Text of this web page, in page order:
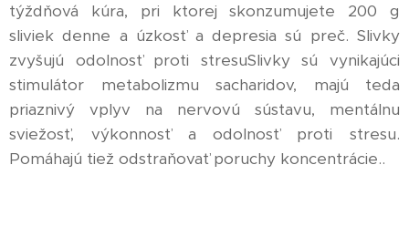
týždňová kúra, pri ktorej skonzumujete 200 g
sliviek denne a úzkosť a depresia sú preč. Slivky
zvyšujú odolnosť proti stresuSlivky sú vynikajúci
stimulátor metabolizmu sacharidov, majú teda
priaznivý vplyv na nervovú sústavu, mentálnu
sviežosť, výkonnosť a odolnosť proti stresu.
Pomáhajú tiež odstraňovať poruchy koncentrácie..